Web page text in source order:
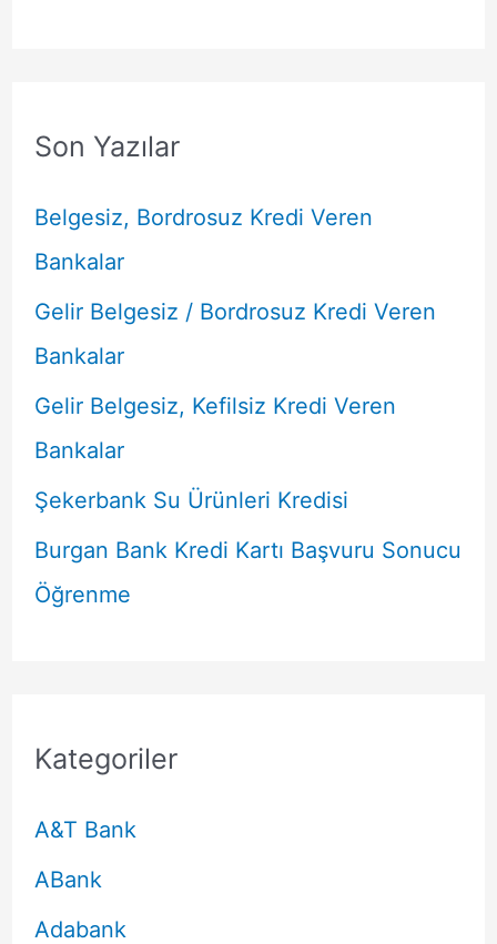
Son Yazılar
Belgesiz, Bordrosuz Kredi Veren
Bankalar
Gelir Belgesiz / Bordrosuz Kredi Veren
Bankalar
Gelir Belgesiz, Kefilsiz Kredi Veren
Bankalar
Şekerbank Su Ürünleri Kredisi
Burgan Bank Kredi Kartı Başvuru Sonucu
Öğrenme
Kategoriler
A&T Bank
ABank
Adabank